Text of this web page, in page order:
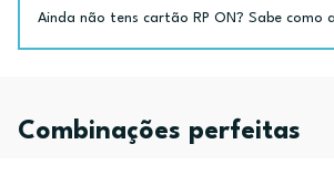
Ainda não tens cartão RP ON? Sabe como
Combinações perfeitas